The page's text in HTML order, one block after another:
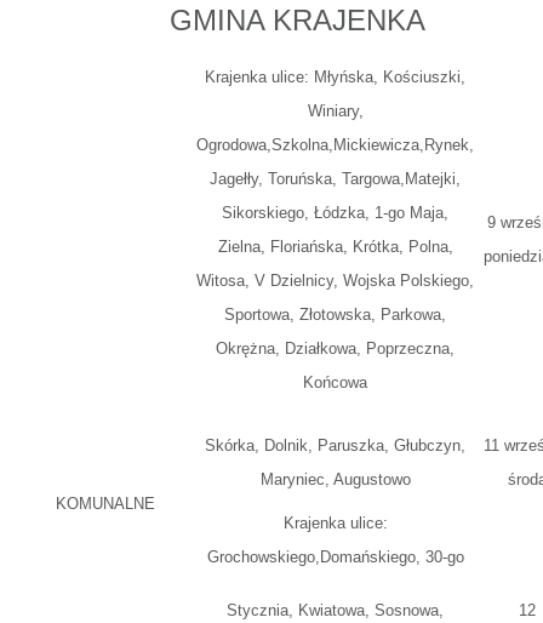
GMINA KRAJENKA
KOMUNALNE
Krajenka ulice: Młyńska, Kościuszki,
Winiary,
Ogrodowa,Szkolna,Mickiewicza,Rynek,
Jagełły, Toruńska, Targowa,Matejki,
Sikorskiego, Łódzka, 1-go Maja,
Zielna, Floriańska, Krótka, Polna,
Witosa, V Dzielnicy, Wojska Polskiego,
Sportowa, Złotowska, Parkowa,
Okrężna, Działkowa, Poprzeczna,
Końcowa
9
Skórka, Dolnik, Paruszka, Głubczyn,
Maryniec, Augustowo
11
Krajenka ulice:
Grochowskiego,Domańskiego, 30-go
Stycznia, Kwiatowa, Sosnowa,
12